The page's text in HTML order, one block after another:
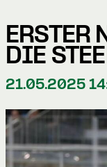
ERSTER
DIE
21.05.2025